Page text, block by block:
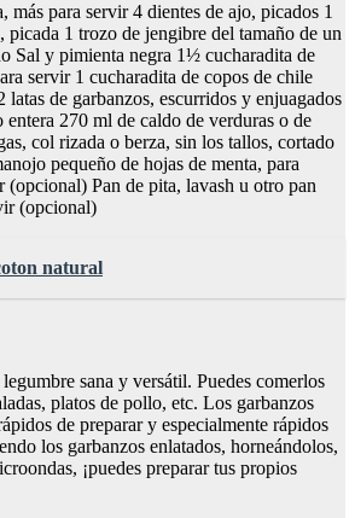
más para servir 4 dientes de ajo, picados 1
picada 1 trozo de jengibre del tamaño de un
Sal y pimienta negra 1½ cucharadita de
servir 1 cucharadita de copos de chile
latas de garbanzos, escurridos y enjuagados
entera 270 ml de caldo de verduras o de
col rizada o berza, sin los tallos, cortado
pequeño de hojas de menta, para
(opcional) Pan de pita, lavash u otro pan
(opcional)
natural
sana y versátil. Puedes comerlos
platos de pollo, etc. Los garbanzos
de preparar y especialmente rápidos
los garbanzos enlatados, horneándolos,
¡puedes preparar tus propios